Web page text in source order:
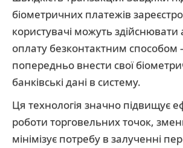
біометричних платежів
користувачі можуть
оплату безконтактним способом
попередньо внести свої
банківські дані в систему.
Ця технологія значно підвищує
роботи торговельних точок,
мінімізує потребу в залученні